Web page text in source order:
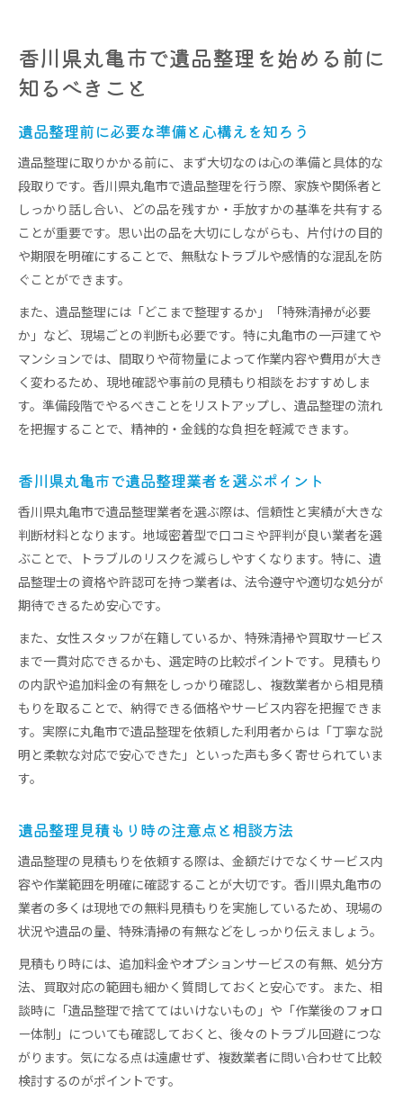
香川県丸亀市で遺品整理を始める前に
知るべきこと
遺品整理前に必要な準備と心構えを知ろう
遺品整理に取りかかる前に、まず大切なのは心の準備と具体的な
段取りです。香川県丸亀市で遺品整理を行う際、家族や関係者と
しっかり話し合い、どの品を残すか・手放すかの基準を共有する
ことが重要です。思い出の品を大切にしながらも、片付けの目的
や期限を明確にすることで、無駄なトラブルや感情的な混乱を防
ぐことができます。
また、遺品整理には「どこまで整理するか」「特殊清掃が必要
か」など、現場ごとの判断も必要です。特に丸亀市の一戸建てや
マンションでは、間取りや荷物量によって作業内容や費用が大き
く変わるため、現地確認や事前の見積もり相談をおすすめしま
す。準備段階でやるべきことをリストアップし、遺品整理の流れ
を把握することで、精神的・金銭的な負担を軽減できます。
香川県丸亀市で遺品整理業者を選ぶポイント
香川県丸亀市で遺品整理業者を選ぶ際は、信頼性と実績が大きな
判断材料となります。地域密着型で口コミや評判が良い業者を選
ぶことで、トラブルのリスクを減らしやすくなります。特に、遺
品整理士の資格や許認可を持つ業者は、法令遵守や適切な処分が
期待できるため安心です。
また、女性スタッフが在籍しているか、特殊清掃や買取サービス
まで一貫対応できるかも、選定時の比較ポイントです。見積もり
の内訳や追加料金の有無をしっかり確認し、複数業者から相見積
もりを取ることで、納得できる価格やサービス内容を把握できま
す。実際に丸亀市で遺品整理を依頼した利用者からは「丁寧な説
明と柔軟な対応で安心できた」といった声も多く寄せられていま
す。
遺品整理見積もり時の注意点と相談方法
遺品整理の見積もりを依頼する際は、金額だけでなくサービス内
容や作業範囲を明確に確認することが大切です。香川県丸亀市の
業者の多くは現地での無料見積もりを実施しているため、現場の
状況や遺品の量、特殊清掃の有無などをしっかり伝えましょう。
見積もり時には、追加料金やオプションサービスの有無、処分方
法、買取対応の範囲も細かく質問しておくと安心です。また、相
談時に「遺品整理で捨ててはいけないもの」や「作業後のフォロ
ー体制」についても確認しておくと、後々のトラブル回避につな
がります。気になる点は遠慮せず、複数業者に問い合わせて比較
検討するのがポイントです。